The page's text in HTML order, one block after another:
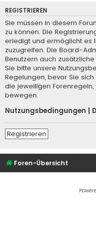
REGISTRIEREN
Sie müssen in diesem
zu können. Die
erledigt und ermöglicht es
zuzugreifen. Die Board-
Benutzern auch
Sie bitte unsere
Regelungen, bevor Sie
die jeweiligen
bewegen.
Nutzungsbedingungen
Registrieren
Foren-Übersicht